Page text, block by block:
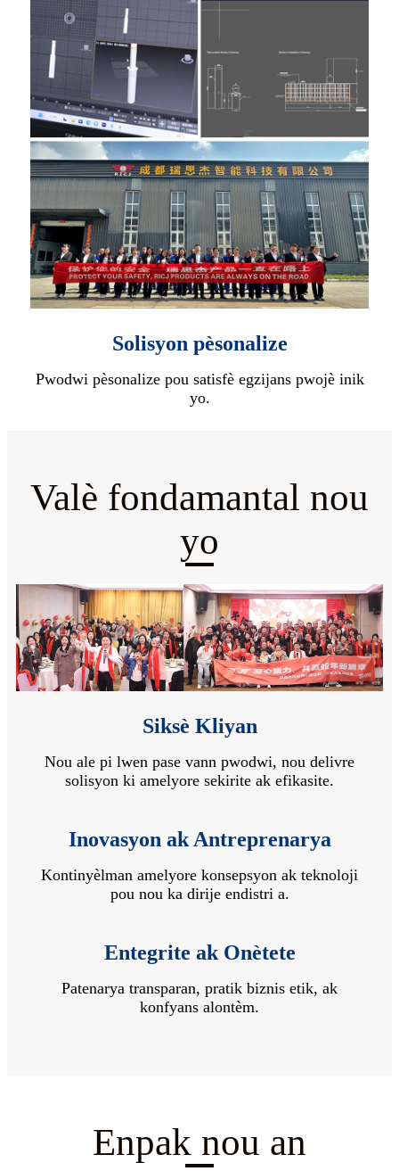
Solisyon pèsonalize
Pwodwi pèsonalize pou satisfè egzijans pwojè inik
yo.
Valè fondamantal nou
yo
Siksè Kliyan
Nou ale pi lwen pase vann pwodwi, nou delivre
solisyon ki amelyore sekirite ak efikasite.
Inovasyon ak Antreprenarya
Kontinyèlman amelyore konsepsyon ak teknoloji
pou nou ka dirije endistri a.
Entegrite ak Onètete
Patenarya transparan, pratik biznis etik, ak
konfyans alontèm.
Enpak nou an